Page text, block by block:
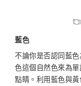
藍色
不論你是否認同藍
色這個自然色來為
點睛。利用藍色與